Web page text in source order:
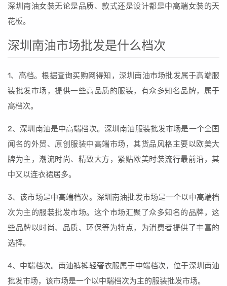
深圳南油女装无论是品质、款式还是设计都是中高端女装的天
花板。
深圳南油市场批发是什么档次
1、高档。根据查询买购网得知，深圳南油市场批发属于高端服
装批发市场，提供一些高品质的服装，有众多知名品牌，属于
高档次。
2、深圳南油是中高端档次。深圳南油服装批发市场是一个全国
闻名的外贸、原创服装中高端市场，其货品风格主要以欧美大
牌为主，潮流时尚、精致大方，紧贴欧美时装流行最前沿，其
中又以连衣裙居多。
3、该市场是中高端档次。深圳南油批发市场是一个以中高端档
次为主的服装批发市场。这个市场汇聚了众多知名的品牌，这
些品牌以时尚、品质、环保等为特点，为消费者提供了丰富的
选择。
4、中端档次。南油裤裤轻奢衣服属于中端档次，位于深圳南油
批发市场，该市场是一个以中端档次为主的服装批发市场。